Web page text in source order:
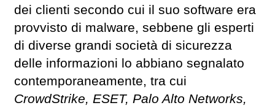
dei clienti secondo cui il suo software era
provvisto di malware, sebbene gli esperti
di diverse grandi società di sicurezza
delle informazioni lo abbiano segnalato
contemporaneamente, tra cui
CrowdStrike, ESET, Palo Alto Networks,